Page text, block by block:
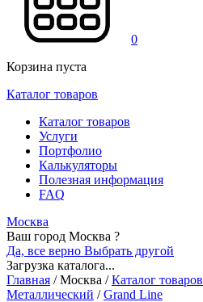
0
Корзина пуста
Каталог товаров
Каталог товаров
Услуги
Портфолио
Калькуляторы
Полезная информация
FAQ
Москва
Ваш город Москва ?
Да, все верно Выбрать другой
Загрузка каталога...
Главная /Москва / Каталог товаров
Металлический / Grand Line